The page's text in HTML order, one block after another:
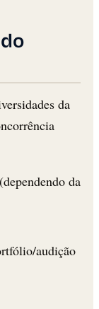
da
(dependendo da
audição